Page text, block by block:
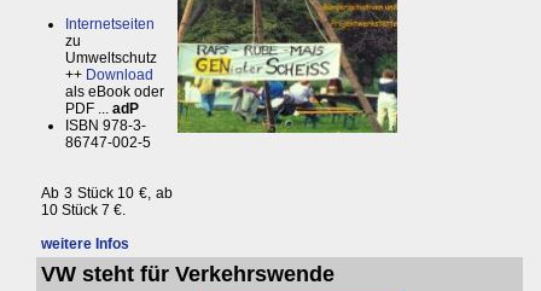
Internetseiten
zu
Umweltschutz
++ Download
als eBook oder
PDF ... adP
ISBN 978-3-
86747-002-5
Ab 3 Stück 10 €, ab
10 Stück 7 €.
weitere Infos
VW steht für Verkehrswende